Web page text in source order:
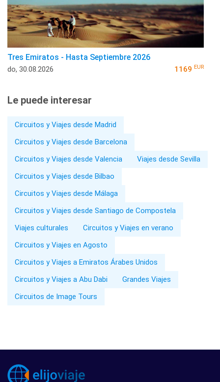
Tres Emiratos - Hasta Septiembre 2026
do, 30.08.2026 1169 EUR
Le puede interesar
Circuitos y Viajes desde Madrid
Circuitos y Viajes desde Barcelona
Circuitos y Viajes desde Valencia
Viajes desde Sevilla
Circuitos y Viajes desde Bilbao
Circuitos y Viajes desde Málaga
Circuitos y Viajes desde Santiago de Compostela
Viajes culturales
Circuitos y Viajes en verano
Circuitos y Viajes en Agosto
Circuitos y Viajes a Emiratos Árabes Unidos
Circuitos y Viajes a Abu Dabi
Grandes Viajes
Circuitos de Image Tours